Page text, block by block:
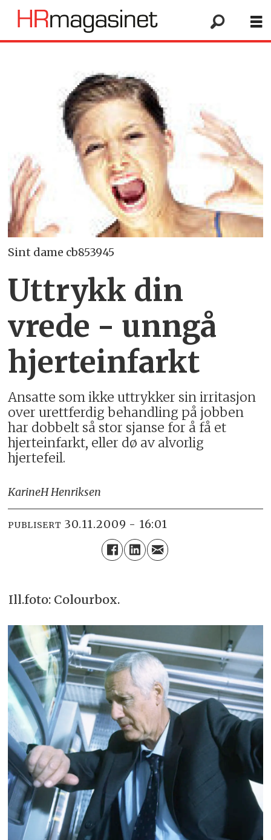
Sint dame cb853945
Uttrykk din
vrede - unngå
hjerteinfarkt
Ansatte som ikke uttrykker sin irritasjon
over urettferdig behandling på jobben
har dobbelt så stor sjanse for å få et
hjerteinfarkt, eller dø av alvorlig
hjertefeil.
KarineH Henriksen
PUBLISERT 30.11.2009 - 16:01
Ill.foto: Colourbox.